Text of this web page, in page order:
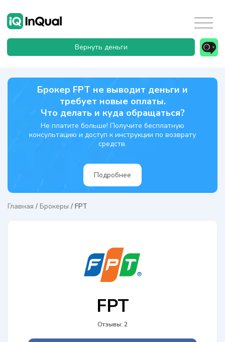
Вернуть деньги
Брокер FPT не выводит деньги и
требует новые оплаты.
Что делать и куда обращаться?
Не платите больше! Получите бесплатную
консультацию и доступ к инструкции по возврату
средств.
Подробнее
Главная / Брокеры / FPT
FPT
Отзывы: 2